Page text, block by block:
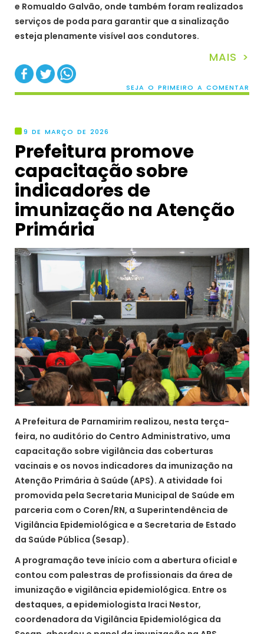
e Romualdo Galvão, onde também foram realizados
serviços de poda para garantir que a sinalização
esteja plenamente visível aos condutores.
MAIS >
SEJA O PRIMEIRO A COMENTAR
9 DE MARÇO DE 2026
Prefeitura promove
capacitação sobre
indicadores de
imunização na Atenção
Primária
A Prefeitura de Parnamirim realizou, nesta terça-
feira, no auditório do Centro Administrativo, uma
capacitação sobre vigilância das coberturas
vacinais e os novos indicadores da imunização na
Atenção Primária à Saúde (APS). A atividade foi
promovida pela Secretaria Municipal de Saúde em
parceria com o Coren/RN, a Superintendência de
Vigilância Epidemiológica e a Secretaria de Estado
da Saúde Pública (Sesap).
A programação teve início com a abertura oficial e
contou com palestras de profissionais da área de
imunização e vigilância epidemiológica. Entre os
destaques, a epidemiologista Iraci Nestor,
coordenadora da Vigilância Epidemiológica da